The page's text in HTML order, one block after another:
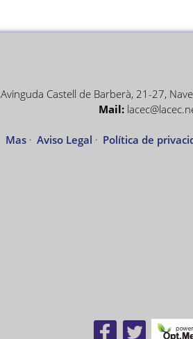
Avinguda Castell de Barberà, 21-27,
Mail:
Mas· Aviso Legal · Política de